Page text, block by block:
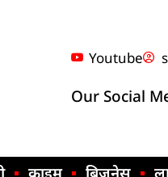
Youtube
Our Social